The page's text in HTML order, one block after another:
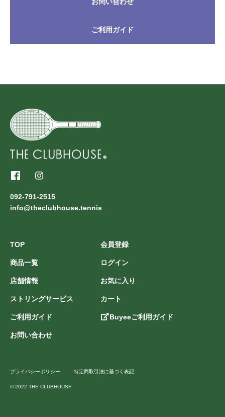
ご利用ガイド
092-791-2515
info@theclubhouse.tennis
TOP
商品一覧
店舗情報
ストリングサービス
ご利用ガイド
お問い合わせ
会員登録
ログイン
お気に入り
カート
Buyeeご利用ガイド
プライバシーポリシー 特定商取引法に基づく表記
© 2022 THE CLUBHOUSE